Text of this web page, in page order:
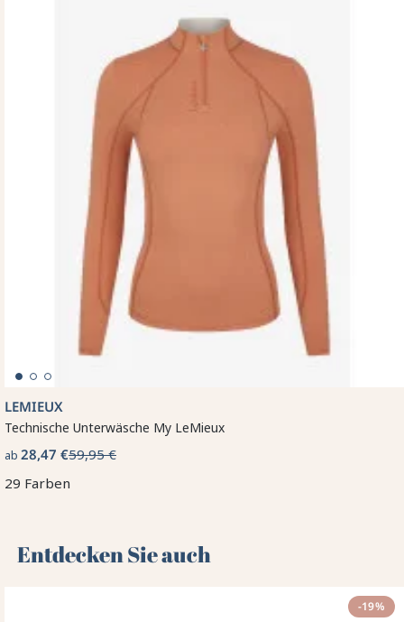
LEMIEUX
Technische Unterwäsche My LeMieux
ab 28,47 €59,95 €
29 Farben
Entdecken Sie auch 🌻
-19%